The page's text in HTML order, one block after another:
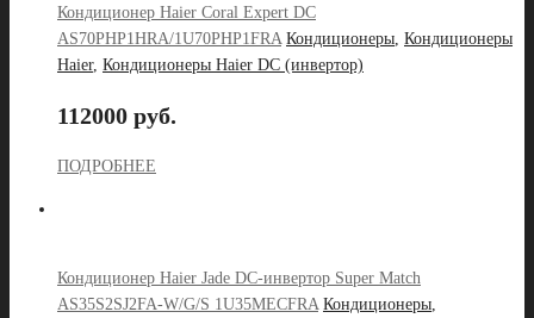
Кондиционер Haier Coral Expert DC
AS70PHP1HRA/1U70PHP1FRA Кондиционеры Кондиционеры
Haier, Кондиционеры Haier DC (инвертор)
112000 руб.
ПОДРОБНЕЕ
Кондиционер Haier Jade DC-инвертор Super Match
AS35S2SJ2FA-W/G/S 1U35MECFRA Кондиционеры